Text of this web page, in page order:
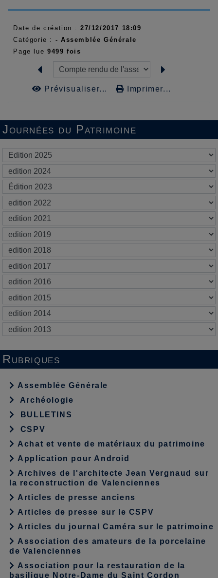
Journées du Patrimoine
Rubriques
Assemblée Générale
Archéologie
BULLETINS
CSPV
Achat et vente de matériaux du patrimoine
Application pour Android
Archives de l'architecte Jean Vergnaud sur
la reconstruction de Valenciennes
Articles de presse anciens
Articles de presse sur le CSPV
Articles du journal Caméra sur le patrimoine
Association des amateurs de la porcelaine
de Valenciennes
Association pour la restauration de la
basilique Notre-Dame du Saint Cordon
Date de création : 27/12/2017 18:09
Catégorie : - Assemblée Générale
Page lue 9499 fois
Prévisualiser... Imprimer...